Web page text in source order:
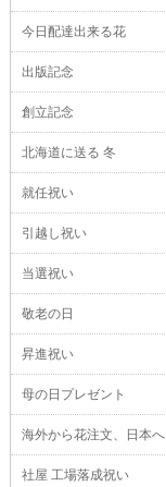
今日配達出来る花
出版記念
創立記念
北海道に送る 冬
就任祝い
引越し祝い
当選祝い
敬老の日
昇進祝い
母の日プレゼント
海外から花注文、日本へ
社屋 工場落成祝い